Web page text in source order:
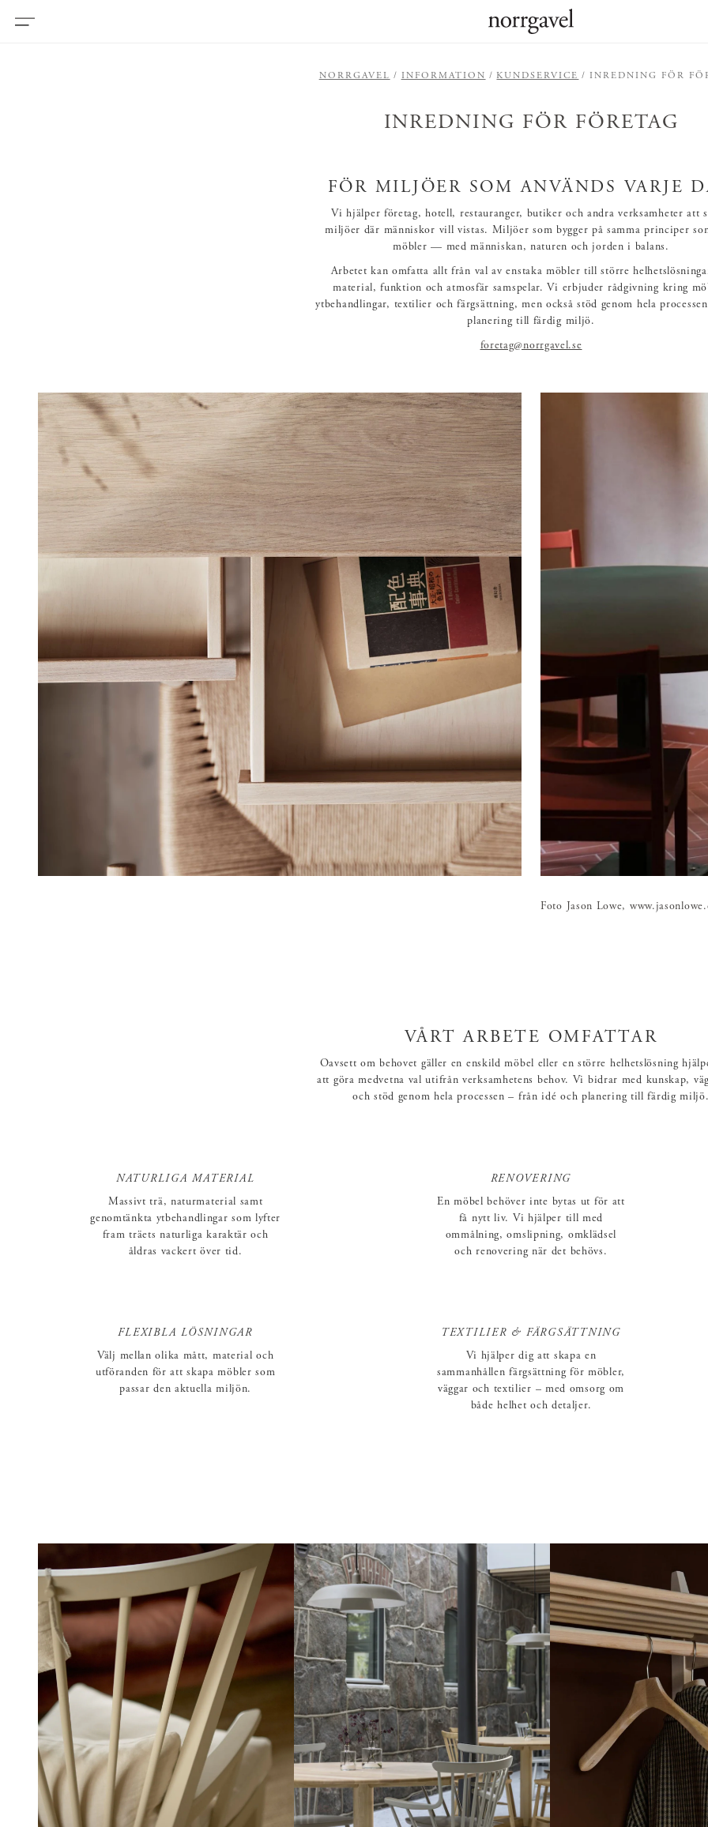
NORRGAVEL INFORMATION KUNDSERVICE INREDNING FÖR
INREDNING FÖR FÖRETAG
FÖR MILJÖER SOM ANVÄNDS VARJE
Vi hjälper företag, hotell, restauranger, butiker och andra verksamheter att
miljöer där människor vill vistas. Miljöer som bygger på samma principer
möbler — med människan, naturen och jorden i balans.
Arbetet kan omfatta allt från val av enstaka möbler till större
material, funktion och atmosfär samspelar. Vi erbjuder rådgivning kring
ytbehandlingar, textilier och färgsättning, men också stöd genom hela
planering till färdig miljö.
foretag@norrgavel.se
Foto Jason Lowe,
VÅRT ARBETE OMFATTAR
Oavsett om behovet gäller en enskild möbel eller en större helhetslösning
att göra medvetna val utifrån verksamhetens behov. Vi bidrar med kunskap,
och stöd genom hela processen – från idé och planering till färdig
NATURLIGA MATERIAL
Massivt trä, naturmaterial samt
genomtänkta ytbehandlingar som lyfter
fram träets naturliga karaktär och
åldras vackert över tid.
RENOVERING
En möbel behöver inte bytas ut för att
få nytt liv. Vi hjälper till med
ommålning, omslipning, omklädsel
och renovering när det behövs.
FLEXIBLA LÖSNINGAR
Välj mellan olika mått, material och
utföranden för att skapa möbler som
passar den aktuella miljön.
TEXTILIER & FÄRGSÄTTNING
Vi hjälper dig att skapa en
sammanhållen färgsättning för möbler,
väggar och textilier – med omsorg om
både helhet och detaljer.